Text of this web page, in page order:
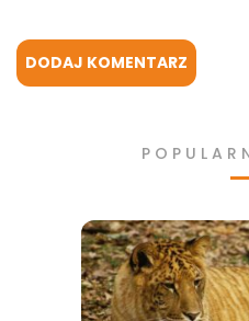
DODAJ KOMENTARZ